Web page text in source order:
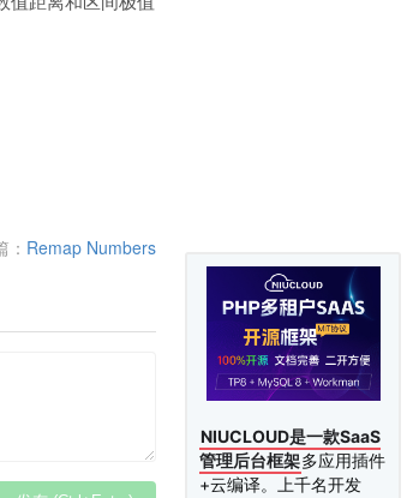
NIUCLOUD是一款SaaS
管理后台框架多应用插件
+云编译。上千名开发
： Remap Numbers